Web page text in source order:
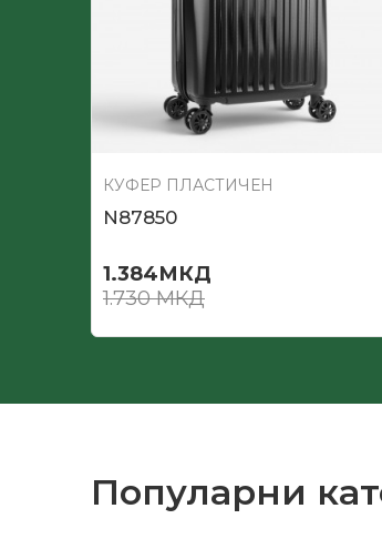
КУФЕР ПЛАСТИЧЕН
N87850
1.384МКД
1.730МКД
Популарни